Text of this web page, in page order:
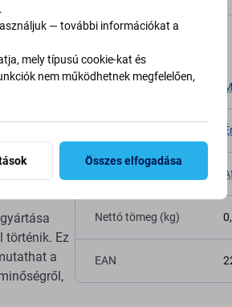
van
történik. Ez
a
Eszköz típusa
Nettó tömeg (kg)
EAN
— további információkat a
mely típusú cookie-kat és
nem működhetnek megfelelően,
Összes elfogadása